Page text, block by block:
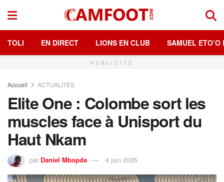
TOLI EN DIRECT LIONS EN CLUB SAMUEL ETO’O
PUBLICITÉ
Accueil ACTUALITÉS
Elite One : Colombe sort les
muscles face à Unisport du
Haut Nkam
par Daniel Mbopda 4 juin 2026